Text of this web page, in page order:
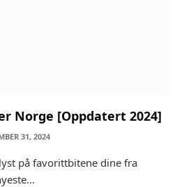
Norge [Oppdatert 2024]
31, 2024
på favorittbitene dine fra